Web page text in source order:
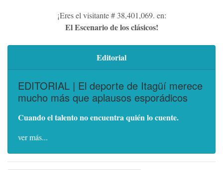
¡Eres el visitante # 38,401,069. en:
El Escenario de los clásicos!
Editorial
EDITORIAL | El deporte de Itagüí merece
mucho más que aplausos esporádicos
Cuando el talento no encuentra quién lo cuente.
ver más...